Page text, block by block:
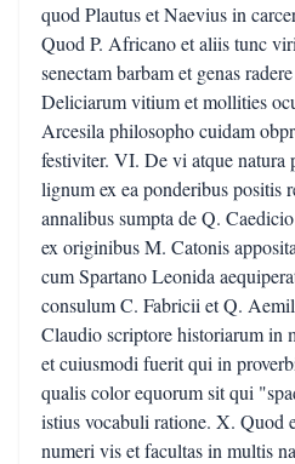
quod Plautus et Naevius in
Quod P. Africano et aliis tunc
senectam barbam et genas
Deliciarum vitium et mollities
Arcesila philosopho cuidam
festiviter. VI. De vi atque natura
lignum ex ea ponderibus positis
annalibus sumpta de Q.
ex originibus M. Catonis
cum Spartano Leonida
consulum C. Fabricii et Q.
Claudio scriptore historiarum in
et cuiusmodi fuerit qui in
qualis color equorum sit qui
istius vocabuli ratione. X. Quod
numeri vis et facultas in multis